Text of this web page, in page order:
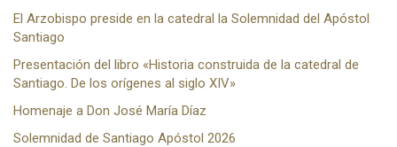
El Arzobispo preside en la catedral la Solemnidad del Apóstol
Santiago
Presentación del libro «Historia construida de la catedral de
Santiago. De los orígenes al siglo XIV»
Homenaje a Don José María Díaz
Solemnidad de Santiago Apóstol 2026